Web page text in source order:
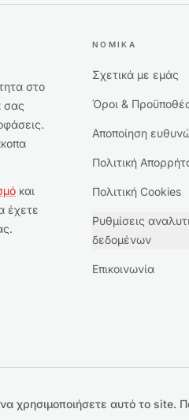
στο
σας
και
έχετε
ΝΟΜΙΚΆ
Σχετικά με εμάς
Όροι &
Αποποίηση
Πολιτική
Πολιτική Cookies
Ρυθμίσεις
δεδομένων
Επικοινωνία
χρησιμοποιήσετε αυτό το site.